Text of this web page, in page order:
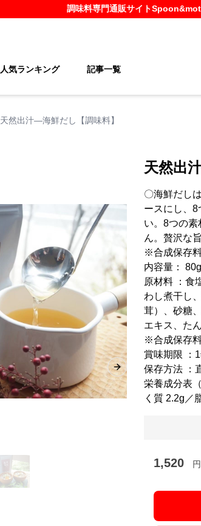
調味料専門通販サイト
人気ランキング 記事一覧
天然出汁―海鮮だし【調味料】
Next slide
天然出
〇海鮮だし
ースにし、
い。8つの
ん。贅沢な
※合成保存
内容量：
原材料 ：食
わし煮干し
茸）、砂糖
エキス、た
※合成保存
賞味期限 ：
保存方法 ：
栄養成分表
く質 2.2g／
1,520 円